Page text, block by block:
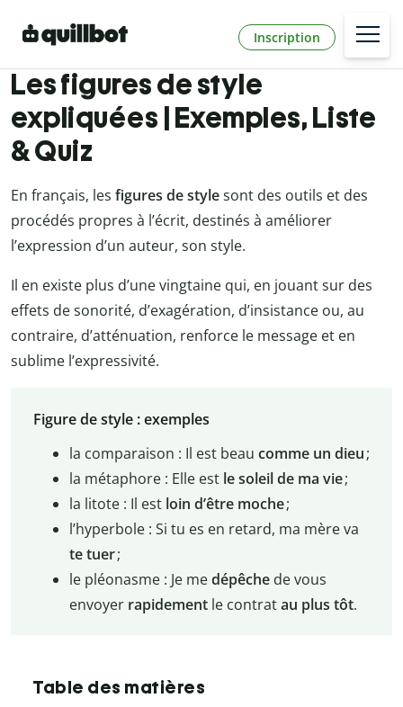
Inscription
Les figures de style
expliquées | Exemples, Liste
& Quiz
En français, les figures de stylesont des outils et des
procédés propres à l’écrit, destinés à améliorer
l’expression d’un auteur, son style.
Il en existe plus d’une vingtaine qui, en jouant sur des
effets de sonorité, d’exagération, d’insistance ou, au
contraire, d’atténuation, renforce le message et en
sublime l’expressivité.
Figure de style : exemples
la comparaison : Il est beau comme un dieu;
la métaphore : Elle est le soleil de ma vie;
la litote : Il estloin d’être moche;
l’hyperbole : Si tu es en retard, ma mère va
te tuer;
le pléonasme : Je medépêchede vous
envoyer rapidementle contratau plus tôt.
Table des matières